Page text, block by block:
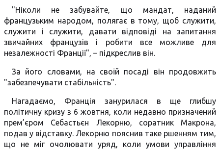
"Ніколи не забувайте, що мандат, наданий
французьким народом, полягає в тому, щоб служити,
служити і служити, давати відповіді на запитання
звичайних французів і робити все можливе для
незалежності Франції", – підкреслив він.
За його словами, на своїй посаді він продовжить
"забезпечувати стабільність".
Нагадаємо, Франція занурилася в ще глибшу
політичну кризу з 6 жовтня, коли недавно призначений
прем’єром Себастьєн Лекорню, соратник Макрона,
подав у відставку. Лекорню пояснив таке ршенням тим,
що не міг очолювати уряд, коли умови управління